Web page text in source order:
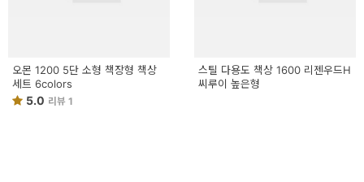
오몬 1200 5단 소형 책장형 책상
세트 6colors
5.0 리뷰 1
스틸 다용도 책상 1600 리젠우드H
씨루이 높은형